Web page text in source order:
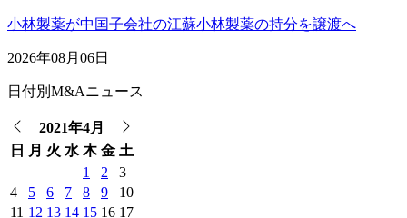
小林製薬が中国子会社の江蘇小林製薬の持分を譲渡へ
2026年08月06日
日付別M&Aニュース
2021年4月
日
月 火 水 木 金 土
1
2
3
4
5 6 7 8 9
10
11 12 13 14 15 16 17